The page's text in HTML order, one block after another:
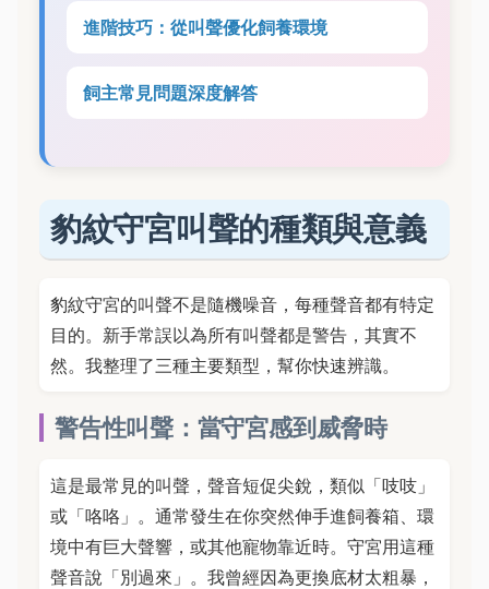
進階技巧：從叫聲優化飼養環境
飼主常見問題深度解答
豹紋守宮叫聲的種類與意義
豹紋守宮的叫聲不是隨機噪音，每種聲音都有特定
目的。新手常誤以為所有叫聲都是警告，其實不
然。我整理了三種主要類型，幫你快速辨識。
警告性叫聲：當守宮感到威脅時
這是最常見的叫聲，聲音短促尖銳，類似「吱吱」
或「咯咯」。通常發生在你突然伸手進飼養箱、環
境中有巨大聲響，或其他寵物靠近時。守宮用這種
聲音說「別過來」。我曾經因為更換底材太粗暴，